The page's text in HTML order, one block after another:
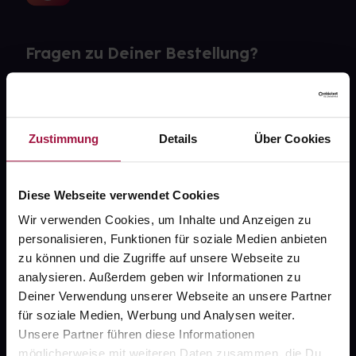
Zustimmung Details Über Cookies
Diese Webseite verwendet Cookies
Wir verwenden Cookies, um Inhalte und Anzeigen zu
personalisieren, Funktionen für soziale Medien anbieten
zu können und die Zugriffe auf unsere Webseite zu
analysieren. Außerdem geben wir Informationen zu
Deiner Verwendung unserer Webseite an unsere Partner
für soziale Medien, Werbung und Analysen weiter.
Unsere Partner führen diese Informationen
Fragen zu Deiner Bestellung?
Über uns
Karriere